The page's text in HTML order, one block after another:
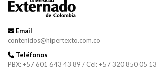
Email
contenidos@hipertexto.com.co
Teléfonos
PBX: +57 601 643 43 89 / Cel: +57 320 850 05 13